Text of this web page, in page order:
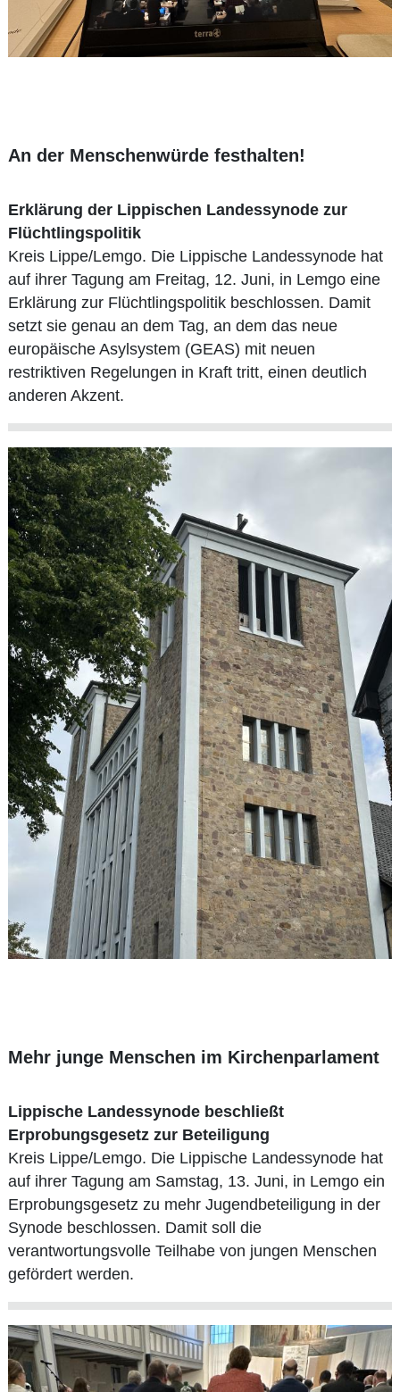
An der Menschenwürde festhalten!
Erklärung der Lippischen Landessynode zur
Flüchtlingspolitik
Kreis Lippe/Lemgo. Die Lippische Landessynode hat
auf ihrer Tagung am Freitag, 12. Juni, in Lemgo eine
Erklärung zur Flüchtlingspolitik beschlossen. Damit
setzt sie genau an dem Tag, an dem das neue
europäische Asylsystem (GEAS) mit neuen
restriktiven Regelungen in Kraft tritt, einen deutlich
anderen Akzent.
Mehr junge Menschen im Kirchenparlament
Lippische Landessynode beschließt
Erprobungsgesetz zur Beteiligung
Kreis Lippe/Lemgo. Die Lippische Landessynode hat
auf ihrer Tagung am Samstag, 13. Juni, in Lemgo ein
Erprobungsgesetz zu mehr Jugendbeteiligung in der
Synode beschlossen. Damit soll die
verantwortungsvolle Teilhabe von jungen Menschen
gefördert werden.